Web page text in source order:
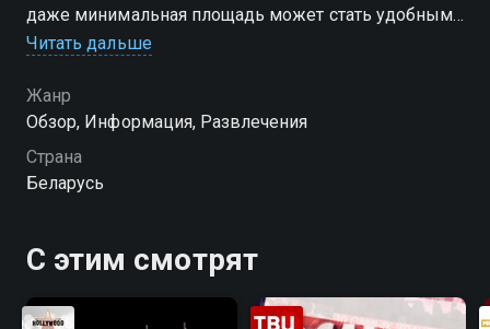
даже минимальная площадь может стать удобным
и функциональным пространством
Читать дальше
Жанр
Обзор, Информация, Развлечения
Страна
Беларусь
С этим смотрят